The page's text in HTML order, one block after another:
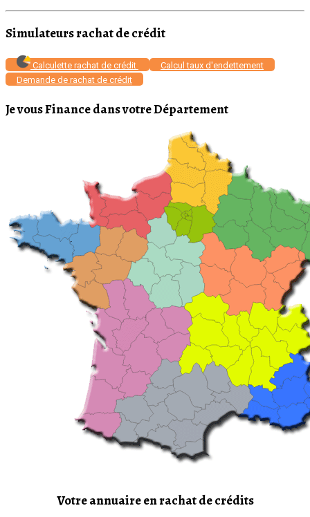
Simulateurs rachat de crédit
Calculette rachat de crédit
Calcul taux d'endettement
Demande de rachat de crédit
Je vous Finance dans votre Département
Votre annuaire en rachat de crédits